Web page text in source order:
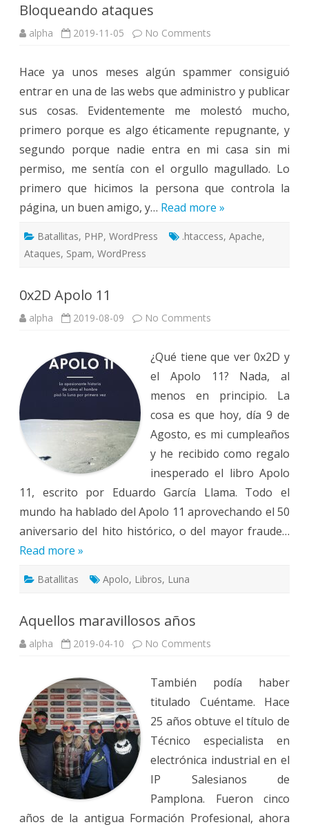
Bloqueando ataques
alpha 2019-11-05 No Comments
Hace ya unos meses algún spammer consiguió
entrar en una de las webs que administro y publicar
sus cosas. Evidentemente me molestó mucho,
primero porque es algo éticamente repugnante, y
segundo porque nadie entra en mi casa sin mi
permiso, me sentía con el orgullo magullado. Lo
primero que hicimos la persona que controla la
página, un buen amigo, y… Read more »
Batallitas, PHP, WordPress .htaccess, Apache,
Ataques, Spam, WordPress
0x2D Apolo 11
alpha 2019-08-09 No Comments
¿Qué tiene que ver 0x2D y
el Apolo 11? Nada, al
menos en principio. La
cosa es que hoy, día 9 de
Agosto, es mi cumpleaños
y he recibido como regalo
inesperado el libro Apolo
11, escrito por Eduardo García Llama. Todo el
mundo ha hablado del Apolo 11 aprovechando el 50
aniversario del hito histórico, o del mayor fraude…
Read more »
Batallitas Apolo, Libros, Luna
Aquellos maravillosos años
alpha 2019-04-10 No Comments
También podía haber
titulado Cuéntame. Hace
25 años obtuve el título de
Técnico especialista en
electrónica industrial en el
IP Salesianos de
Pamplona. Fueron cinco
años de la antigua Formación Profesional, ahora